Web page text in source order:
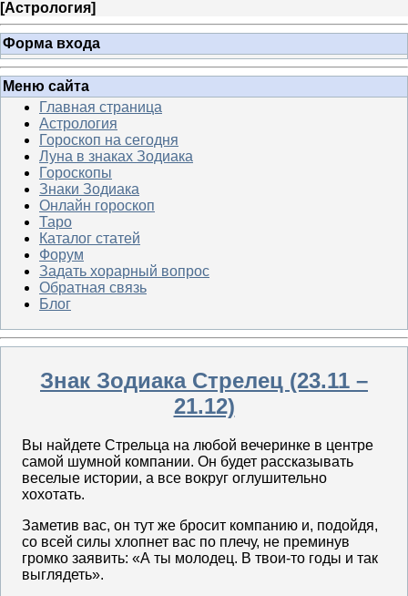
[Астрология]
Форма входа
Меню сайта
Главная страница
Астрология
Гороскоп на сегодня
Луна в знаках Зодиака
Гороскопы
Знаки Зодиака
Онлайн гороскоп
Таро
Каталог статей
Форум
Задать хорарный вопрос
Обратная связь
Блог
Знак Зодиака Стрелец (23.11 –
21.12)
Вы найдете Стрельца на любой вечеринке в центре
самой шумной компании. Он будет рассказывать
веселые истории, а все вокруг оглушительно
хохотать.
Заметив вас, он тут же бросит компанию и, подойдя,
со всей силы хлопнет вас по плечу, не преминув
громко заявить: «А ты молодец. В твои-то годы и так
выглядеть».